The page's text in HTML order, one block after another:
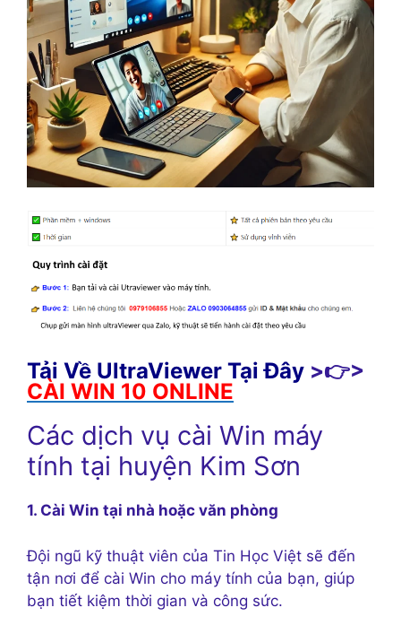
Tải Về UltraViewer Tại Đây >👉>
CÀI WIN 10 ONLINE
Các dịch vụ cài Win máy
tính tại huyện Kim Sơn
1. Cài Win tại nhà hoặc văn phòng
Đội ngũ kỹ thuật viên của Tin Học Việt sẽ đến
tận nơi để cài Win cho máy tính của bạn, giúp
bạn tiết kiệm thời gian và công sức.